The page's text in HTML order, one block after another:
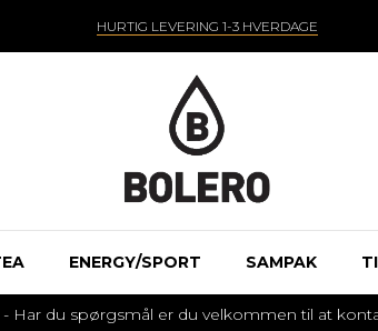
HURTIG LEVERING 1-3 HVERDAGE
ENERGY/SPORT SAMPAK
Har du spørgsmål er du velkommen til at